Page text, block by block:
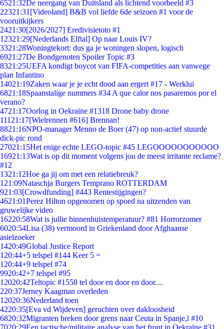
6521:32De neergang van Duitsland als lichtend voorbeeld #3
22321:31 [Videoland] B&B vol liefde 6de seizoen #1 voor de
vooruitkijkers
2421:30[2026/2027] Eredivisietoto #1
12321:29[Nederlands Elftal] Op naar Louis IV?
3321:28Woningtekort: dus ga je woningen slopen, logisch
6921:27De Bondgenoten Spoiler Topic #3
8321:25UEFA kondigt boycot van FIFA-competities aan vanwege
plan Infantino
14021:19Zaken waar je je echt dood aan ergert #17 - Werklui
6821:18Spaanstalige nummers #34 A que calor nos pasaremos por el
verano?
4721:17Oorlog in Oekraïne #1318 Drone baby drone
111 21:17[Wielrennen #616] Brennan!
8821:16NPO-manager Menno de Boer (47) op non-actief stuurde
dick-pic rond
27021:15Het enige echte LEGO-topic #45 LEGOOOOOOOOOOO
16921:13Wat is op dit moment volgens jou de meest irritante reclame?
#12
1321:12Hoe ga jij om met een relatiebreuk?
1 21:09Nataschja Burgers Temprano ROTTERDAM
921:03[Crowdfunding] #443 Rentestijgingen?
4621:01Perez Hilton opgenomen op spoed na uitzenden van
gruwelijke video
16220:58Wat is jullie binnenhuistemperatuur? #81 Horrorzomer
6020:54Lisa (38) vermoord in Griekenland door Afghaanse
asielzoeker
1420:49Global Justice Report
1 20:44+5 telspel #144 Keer 5 =
1 20:44+9 telspel #74
9920:42+7 telspel #95
12020:42Teltopic #1558 tel door en door en door....
220:37Jerney Kaagman overleden
12020:36Nederland toen
4220:35[Eva vd Wijdeven] geruchten over dakloosheid
6820:32Migranten breken door grens naar Ceuta in Spanje,l #10
7020:29Een tactische/militaire analyse van het front in Oekraïne #31